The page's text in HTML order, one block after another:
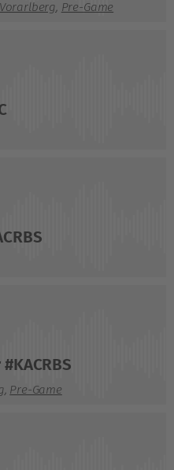
, Pre-Game
, Pre-Game